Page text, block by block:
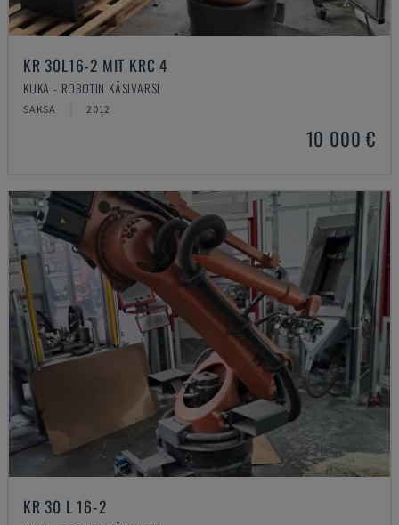
KR 30L16-2 MIT KRC 4
KUKA - ROBOTIN KÄSIVARSI
SAKSA 2012
10 000 €
KR 30 L 16-2